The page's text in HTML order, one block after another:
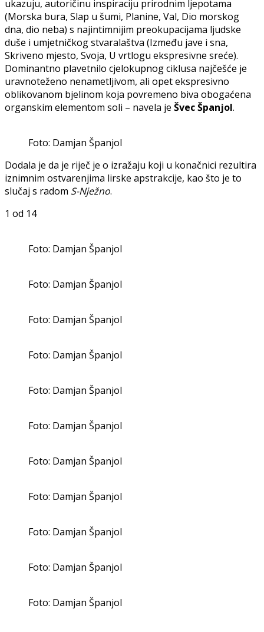
ukazuju, autoričinu inspiraciju prirodnim ljepotama
(Morska bura, Slap u šumi, Planine, Val, Dio morskog
dna, dio neba) s najintimnijim preokupacijama ljudske
duše i umjetničkog stvaralaštva (Između jave i sna,
Skriveno mjesto, Svoja, U vrtlogu ekspresivne sreće).
Dominantno plavetnilo cjelokupnog ciklusa najčešće je
uravnoteženo nenametljivom, ali opet ekspresivno
oblikovanom bjelinom koja povremeno biva obogaćena
organskim elementom soli – navela je Švec Španjol.
Foto: Damjan Španjol
Dodala je da je riječ je o izražaju koji u konačnici rezultira
iznimnim ostvarenjima lirske apstrakcije, kao što je to
slučaj s radom S-Nježno.
1 od 14
Foto: Damjan Španjol
Foto: Damjan Španjol
Foto: Damjan Španjol
Foto: Damjan Španjol
Foto: Damjan Španjol
Foto: Damjan Španjol
Foto: Damjan Španjol
Foto: Damjan Španjol
Foto: Damjan Španjol
Foto: Damjan Španjol
Foto: Damjan Španjol